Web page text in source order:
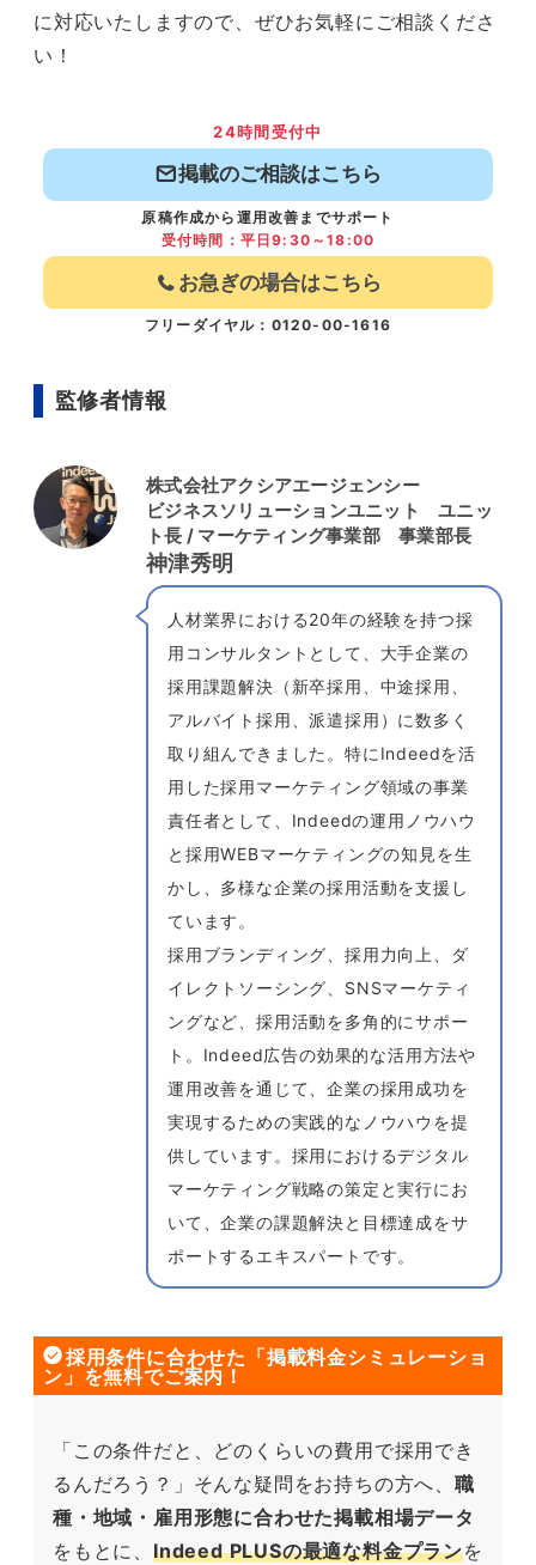
に対応いたしますので、ぜひお気軽にご相談くださ
い！
24時間受付中
掲載のご相談はこちら
原稿作成から運用改善までサポート
受付時間：平日9:30～18:00
お急ぎの場合はこちら
フリーダイヤル：0120-00-1616
監修者情報
株式会社アクシアエージェンシー
ビジネスソリューションユニット ユニッ
ト長 / マーケティング事業部 事業部長
神津秀明
人材業界における20年の経験を持つ採
用コンサルタントとして、大手企業の
採用課題解決（新卒採用、中途採用、
アルバイト採用、派遣採用）に数多く
取り組んできました。特にIndeedを活
用した採用マーケティング領域の事業
責任者として、Indeedの運用ノウハウ
と採用WEBマーケティングの知見を生
かし、多様な企業の採用活動を支援し
ています。
採用ブランディング、採用力向上、ダ
イレクトソーシング、SNSマーケティ
ングなど、採用活動を多角的にサポー
ト。Indeed広告の効果的な活用方法や
運用改善を通じて、企業の採用成功を
実現するための実践的なノウハウを提
供しています。採用におけるデジタル
マーケティング戦略の策定と実行にお
いて、企業の課題解決と目標達成をサ
ポートするエキスパートです。
採用条件に合わせた「掲載料金シミュレーショ
ン」を無料でご案内！
「この条件だと、どのくらいの費用で採用でき
るんだろう？」そんな疑問をお持ちの方へ、 職
種・地域・雇用形態に合わせた掲載相場データ
をもとに、 Indeed PLUSの最適な料金プランを